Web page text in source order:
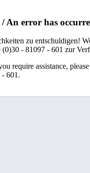
An error has
zu entschuldigen!
- 81097 - 601 zur
require assistance,
- 601.